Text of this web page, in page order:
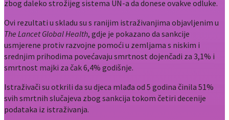
zbog daleko strožijeg sistema UN-a da donese ovakve odluke.
Ovi rezultati u skladu su s ranijim istraživanjima objavljenim u
The Lancet Global Health, gdje je pokazano da sankcije
usmjerene protiv razvojne pomoći u zemljama s niskim i
srednjim prihodima povećavaju smrtnost dojenčadi za 3,1% i
smrtnost majki za čak 6,4% godišnje.
Istraživači su otkrili da su djeca mlađa od 5 godina činila 51%
svih smrtnih slučajeva zbog sankcija tokom četiri decenije
podataka iz istraživanja.